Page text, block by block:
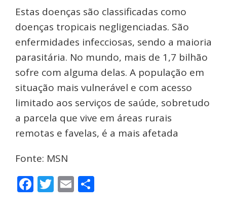
Estas doenças são classificadas como
doenças tropicais negligenciadas. São
enfermidades infecciosas, sendo a maioria
parasitária. No mundo, mais de 1,7 bilhão
sofre com alguma delas. A população em
situação mais vulnerável e com acesso
limitado aos serviços de saúde, sobretudo
a parcela que vive em áreas rurais
remotas e favelas, é a mais afetada
Fonte: MSN
Facebook
Twitter
Email